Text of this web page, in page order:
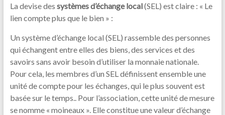
La devise des systèmes d’échange local(SEL) est claire : « Le
lien compte plus que le bien » :
Un système d’échange local (SEL) rassemble des personnes
qui échangent entre elles des biens, des services et des
savoirs sans avoir besoin d’utiliser la monnaie nationale.
Pour cela, les membres d’un SEL définissent ensemble une
unité de compte pour les échanges, qui le plus souvent est
basée sur le temps.. Pour l’association, cette unité de mesure
se nomme « moineaux ». Elle constitue une valeur d’échange